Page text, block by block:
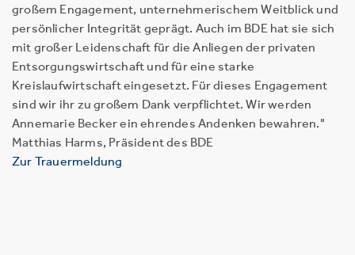
großem Engagement, unternehmerischem Weitblick und
persönlicher Integrität geprägt. Auch im BDE hat sie sich
mit großer Leidenschaft für die Anliegen der privaten
Entsorgungswirtschaft und für eine starke
Kreislaufwirtschaft eingesetzt. Für dieses Engagement
sind wir ihr zu großem Dank verpflichtet. Wir werden
Annemarie Becker ein ehrendes Andenken bewahren."
Matthias Harms, Präsident des BDE
Zur Trauermeldung